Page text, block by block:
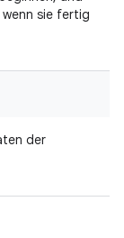
sie fertig
der